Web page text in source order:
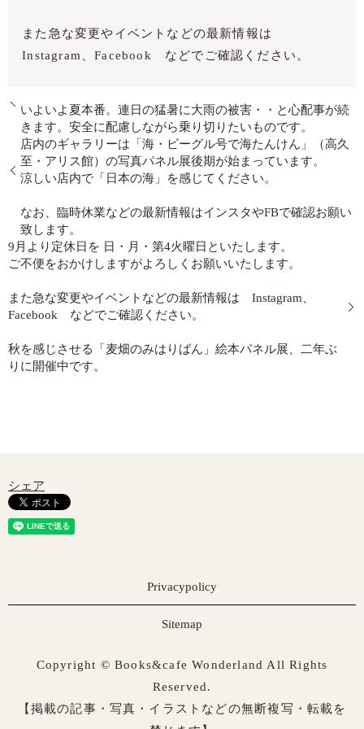
また急な変更やイベントなどの最新情報は
Instagram、Facebook などでご確認ください。
いよいよ夏本番。連日の猛暑に大雨の被害・・と心配事が続
きます。安全に配慮しながら乗り切りたいものです。
店内のギャラリーは「海・ビーグル号で海たんけん」（高久
至・アリス館）の写真パネル展後期が始まっています。
涼しい店内で「日本の海」を感じてください。
なお、臨時休業などの最新情報はインスタやFBで確認お願い
致します。
9月より定休日を 日・月・第4火曜日といたします。
ご不便をおかけしますがよろしくお願いいたします。
また急な変更やイベントなどの最新情報は Instagram、
Facebook などでご確認ください。
秋を感じさせる「麦畑のみはりばん」絵本パネル展、二年ぶ
りに開催中です。
シェア
Privacypolicy
Sitemap
Copyright © Books&cafe Wonderland All Rights
Reserved.
【掲載の記事・写真・イラストなどの無断複写・転載を